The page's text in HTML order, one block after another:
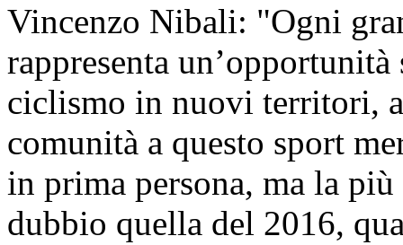
Vincenzo Nibali: "Ogni
rappresenta
ciclismo in nuovi territori,
comunità a questo sport
in prima persona, ma la
dubbio quella del 2016,